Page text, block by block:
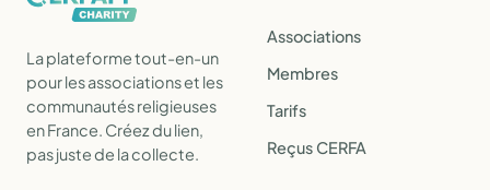
La plateforme tout-en-un
pour les associations et les
communautés religieuses
en France. Créez du lien,
pas juste de la collecte.
Associations
Membres
Tarifs
Reçus CERFA